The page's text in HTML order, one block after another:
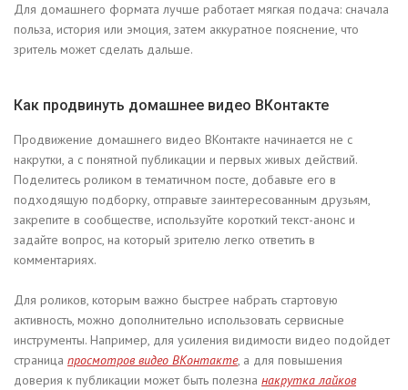
Для домашнего формата лучше работает мягкая подача: сначала
польза, история или эмоция, затем аккуратное пояснение, что
зритель может сделать дальше.
Как продвинуть домашнее видео ВКонтакте
Продвижение домашнего видео ВКонтакте начинается не с
накрутки, а с понятной публикации и первых живых действий.
Поделитесь роликом в тематичном посте, добавьте его в
подходящую подборку, отправьте заинтересованным друзьям,
закрепите в сообществе, используйте короткий текст-анонс и
задайте вопрос, на который зрителю легко ответить в
комментариях.
Для роликов, которым важно быстрее набрать стартовую
активность, можно дополнительно использовать сервисные
инструменты. Например, для усиления видимости видео подойдет
страница просмотров видео ВКонтакте, а для повышения
доверия к публикации может быть полезна накрутка лайков